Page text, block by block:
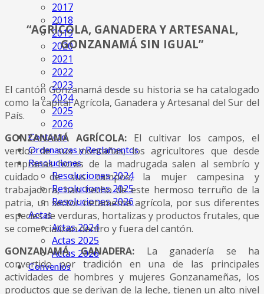
2017
2018
2019
2020
2021
2022
2023
2024
2025
2026
Contácto
Ordenanzas y Reglamentos
Resoluciones
Resoluciones 2024
Resoluciones 2025
Resoluciones 2026
Actas
Actas 2024
Actas 2025
Actas 2026
Convenios
“AGRÍCOLA, GANADERA Y ARTESANAL,
GONZANAMÁ SIN IGUAL”
El cantón Gonzanamá desde su historia se ha catalogado
como la capital Agrícola, Ganadera y Artesanal del Sur del
País.
GONZANAMÁ AGRÍCOLA: El cultivar los campos, el
verdor de sus montañas, los agricultores que desde
tempranas horas de la madrugada salen al sembrío y
cuidado de sus campos, la mujer campesina y
trabajadora, han hecho de este hermoso terruño de la
patria, un sector netamente agrícola, por sus diferentes
especies de verduras, hortalizas y productos frutales, que
se comercializan dentro y fuera del cantón.
GONZANAMÁ GANADERA: La ganadería se ha
convertido por tradición en una de las principales
actividades de hombres y mujeres Gonzanameñas, los
productos que se derivan de la leche, tienen un alto nivel